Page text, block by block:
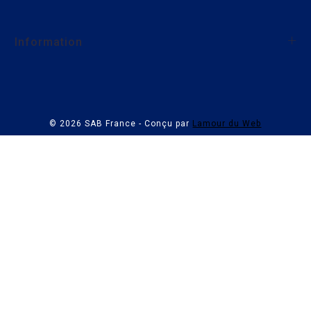
Information
Mentions légales
Nous contacter
© 2026 SAB France - Conçu par Lamour du Web